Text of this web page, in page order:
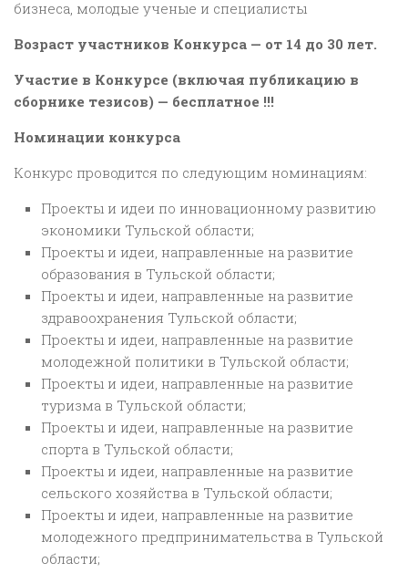
бизнеса, молодые ученые и специалисты
Возраст участников Конкурса — от 14 до 30 лет.
Участие в Конкурcе (включая публикацию в
сборнике тезисов) — бесплатное !!!
Номинации конкурса
Конкурс проводится по следующим номинациям:
Проекты и идеи по инновационному развитию
экономики Тульской области;
Проекты и идеи, направленные на развитие
образования в Тульской области;
Проекты и идеи, направленные на развитие
здравоохранения Тульской области;
Проекты и идеи, направленные на развитие
молодежной политики в Тульской области;
Проекты и идеи, направленные на развитие
туризма в Тульской области;
Проекты и идеи, направленные на развитие
спорта в Тульской области;
Проекты и идеи, направленные на развитие
сельского хозяйства в Тульской области;
Проекты и идеи, направленные на развитие
молодежного предпринимательства в Тульской
области;